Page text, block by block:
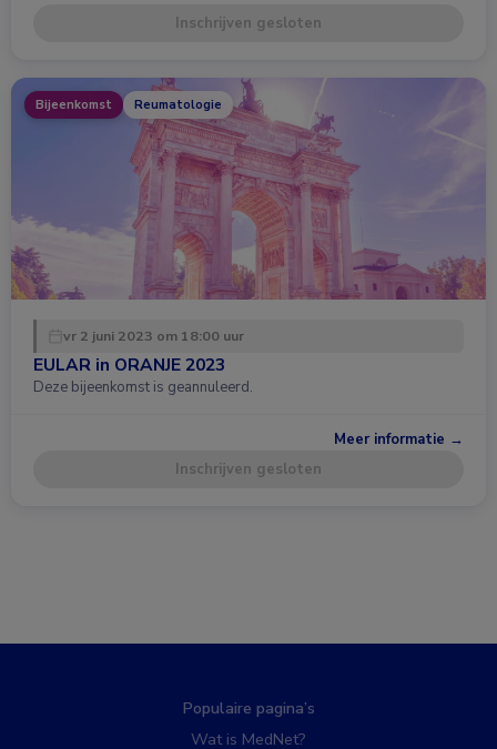
Inschrijven gesloten
Bijeenkomst Reumatologie
vr 2 juni 2023 om 18:00 uur
EULAR in ORANJE 2023
Deze bijeenkomst is geannuleerd.
Meer informatie →
Inschrijven gesloten
Populaire pagina’s
Wat is MedNet?